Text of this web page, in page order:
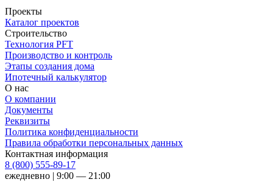
Проекты
Каталог проектов
Строительство
Технология PFT
Производство и контроль
Этапы создания дома
Ипотечный калькулятор
О нас
О компании
Документы
Реквизиты
Политика конфиденциальности
Правила обработки персональных данных
Контактная информация
8 (800) 555-89-17
ежедневно | 9:00 — 21:00